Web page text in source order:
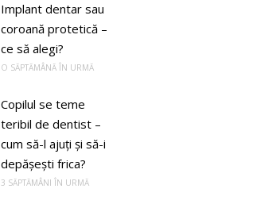
Implant dentar sau
coroană protetică –
ce să alegi?
O SĂPTĂMÂNĂ ÎN URMĂ
Copilul se teme
teribil de dentist –
cum să-l ajuți și să-i
depășești frica?
3 SĂPTĂMÂNI ÎN URMĂ